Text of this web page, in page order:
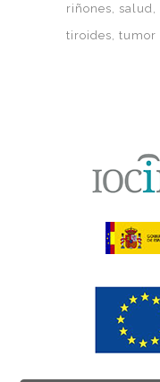
riñones
salud
tiroides tumor